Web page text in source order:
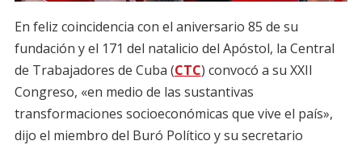
En feliz coincidencia con el aniversario 85 de su
fundación y el 171 del natalicio del Apóstol, la Central
de Trabajadores de Cuba (CTC) convocó a su XXII
Congreso, «en medio de las sustantivas
transformaciones socioeconómicas que vive el país»,
dijo el miembro del Buró Político y su secretario